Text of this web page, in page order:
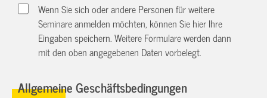
Wenn Sie sich oder andere Personen für weitere
Seminare anmelden möchten, können Sie hier Ihre
Eingaben speichern. Weitere Formulare werden dann
mit den oben angegebenen Daten vorbelegt.
Allgemeine Geschäftsbedingungen